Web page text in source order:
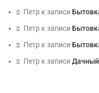
Петр к записи
Петр к записи
Петр к записи
Петр к записи